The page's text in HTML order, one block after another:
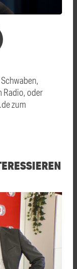
Radio, oder
zum